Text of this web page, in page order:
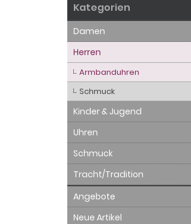
Kategorien
Damen
Herren
Armbanduhren
Schmuck
Kinder & Jugend
Uhren
Schmuck
Tracht/Tradition
Angebote
Neue Artikel